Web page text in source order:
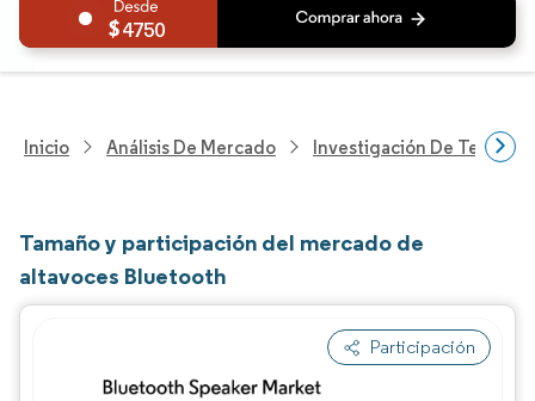
4750
Inicio Análisis De Mercado Investigación De
Tamaño y participación del mercado de
altavoces Bluetooth
Participación